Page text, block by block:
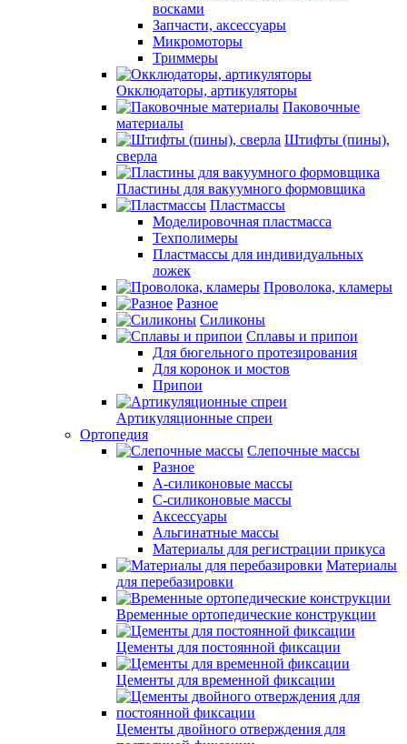
восками
Запчасти, аксессуары
Микромоторы
Триммеры
Окклюдаторы, артикуляторы
Паковочные
материалы
Штифты (пины),
сверла
Пластины для вакуумного формовщика
Пластмассы
Моделировочная пластмасса
Техполимеры
Пластмассы для индивидуальных
ложек
Проволока, кламеры
Разное
Силиконы
Сплавы и припои
Для бюгельного протезирования
Для коронок и мостов
Припои
Артикуляционные спреи
Ортопедия
Слепочные массы
Разное
А-силиконовые массы
С-силиконовые массы
Аксессуары
Альгинатные массы
Материалы для регистрации прикуса
Материалы
для перебазировки
Временные ортопедические конструкции
Цементы для постоянной фиксации
Цементы для временной фиксации
Цементы двойного отверждения для